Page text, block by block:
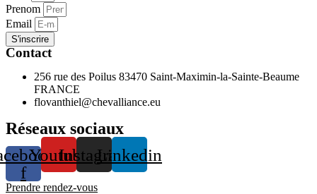
Prenom
Email
S'inscrire
Contact
256 rue des Poilus 83470 Saint-Maximin-la-Sainte-Beaume
FRANCE
flovanthiel@chevalliance.eu
Réseaux sociaux
f
YoutubeInstagramLinkedin
Prendre rendez-vous